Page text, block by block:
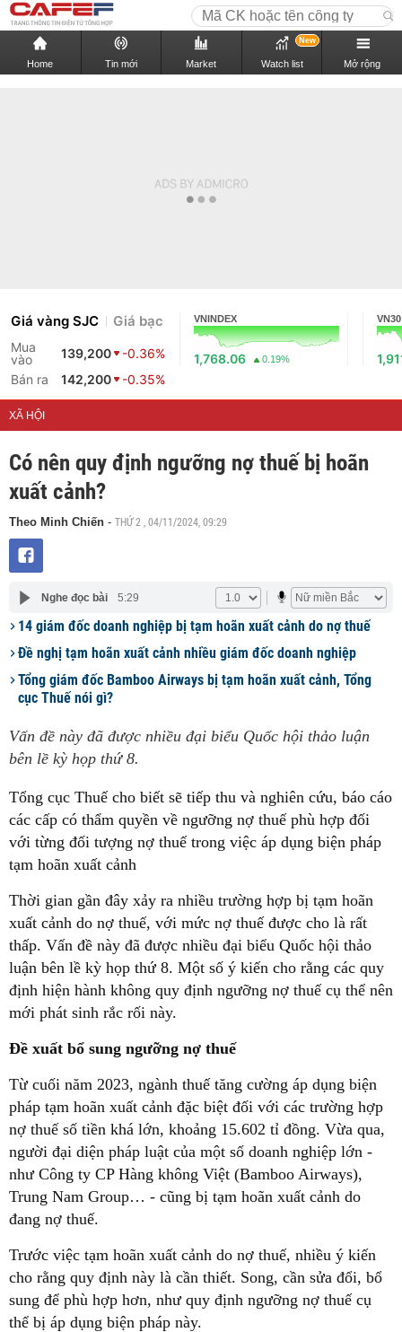
Home Tin mới Market Watch list
New
Mở rộng
Giá vàng SJC Giá bạc
Mua
vào
139,200
-0.36%
Bán ra
142,200 -0.35%
VNINDEX
1,768.06 0.19%
VN30
XÃ HỘI
Có nên quy định ngưỡng nợ thuế bị hoãn
xuất cảnh?
Theo Minh Chiến - THỨ 2 , 04/11/2024, 09:29
Nghe đọc bài 5:29
14 giám đốc doanh nghiệp bị tạm hoãn xuất cảnh do nợ thuế
Đề nghị tạm hoãn xuất cảnh nhiều giám đốc doanh nghiệp
Tổng giám đốc Bamboo Airways bị tạm hoãn xuất cảnh, Tổng
cục Thuế nói gì?
Vấn đề này đã được nhiều đại biểu Quốc hội thảo luận
bên lề kỳ họp thứ 8.
Tổng cục Thuế cho biết sẽ tiếp thu và nghiên cứu, báo cáo
các cấp có thẩm quyền về ngưỡng nợ thuế phù hợp đối
với từng đối tượng nợ thuế trong việc áp dụng biện pháp
tạm hoãn xuất cảnh
Thời gian gần đây xảy ra nhiều trường hợp bị tạm hoãn
xuất cảnh do nợ thuế, với mức nợ thuế được cho là rất
thấp. Vấn đề này đã được nhiều đại biểu Quốc hội thảo
luận bên lề kỳ họp thứ 8. Một số ý kiến cho rằng các quy
định hiện hành không quy định ngưỡng nợ thuế cụ thể nên
mới phát sinh rắc rối này.
Đề xuất bổ sung ngưỡng nợ thuế
Từ cuối năm 2023, ngành thuế tăng cường áp dụng biện
pháp tạm hoãn xuất cảnh đặc biệt đối với các trường hợp
nợ thuế số tiền khá lớn, khoảng 15.602 tỉ đồng. Vừa qua,
người đại diện pháp luật của một số doanh nghiệp lớn -
như Công ty CP Hàng không Việt (Bamboo Airways),
Trung Nam Group… - cũng bị tạm hoãn xuất cảnh do
đang nợ thuế.
Trước việc tạm hoãn xuất cảnh do nợ thuế, nhiều ý kiến
cho rằng quy định này là cần thiết. Song, cần sửa đổi, bổ
sung để phù hợp hơn, như quy định ngưỡng nợ thuế cụ
thể bị áp dụng biện pháp này.